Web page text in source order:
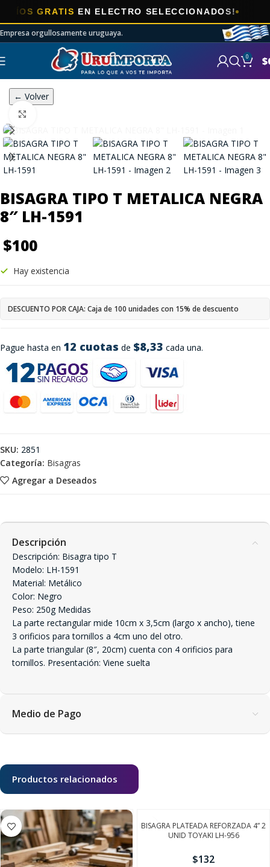
GRATISEN ELECTRO SELECCIONADOS!
Empresa orgullosamente uruguaya.
0 $
← Volver
BISAGRA TIPO T METALICA NEGRA
8″ LH-1591
$100
Pague hasta en 12 cuotas de $8,33 cada una.
Hay existencia
DESCUENTO POR CAJA: Caja de 100 unidades con 15% de descuento
Agregar a Deseados
SKU: 2851
Categoría: Bisagras
Descripción
Descripción: Bisagra tipo T
Modelo: LH-1591
Material: Metálico
Color: Negro
Peso: 250g Medidas
La parte rectangular mide 10cm x 3,5cm (largo x ancho), tiene
3 orificios para tornillos a 4cm uno del otro.
La parte triangular (8″, 20cm) cuenta con 4 orificios para
tornillos. Presentación: Viene suelta
Medio de Pago
Productos relacionados
BISAGRA PLATEADA REFORZADA 4” 2
UNID TOYAKI LH-956
$132